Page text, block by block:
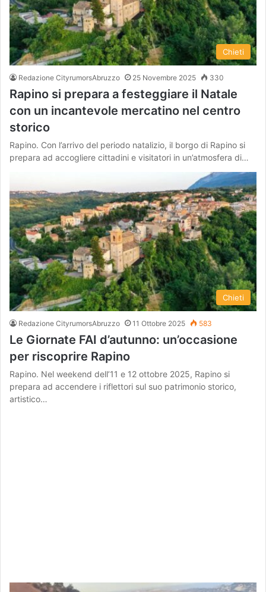
Chieti
Redazione CityrumorsAbruzzo 25 Novembre 2025 330
Rapino si prepara a festeggiare il Natale
con un incantevole mercatino nel centro
storico
Rapino. Con l’arrivo del periodo natalizio, il borgo di Rapino si
prepara ad accogliere cittadini e visitatori in un’atmosfera di…
Chieti
Redazione CityrumorsAbruzzo 11 Ottobre 2025 583
Le Giornate FAI d’autunno: un’occasione
per riscoprire Rapino
Rapino. Nel weekend dell’11 e 12 ottobre 2025, Rapino si
prepara ad accendere i riflettori sul suo patrimonio storico,
artistico…